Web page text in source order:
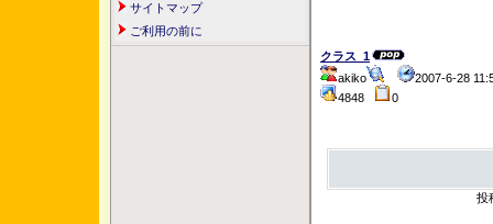
サイトマップ
ご利用の前に
クラス_1
akiko
2007-6-28
4848
0
投